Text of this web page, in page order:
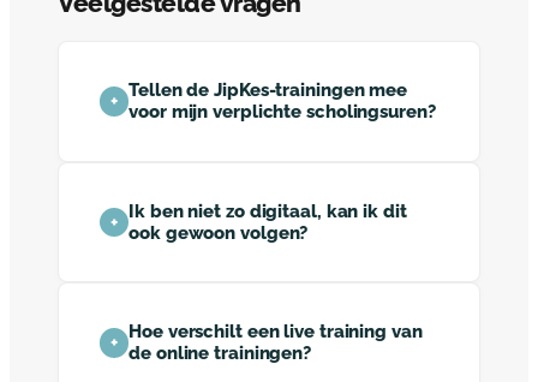
Tellen de JipKes-trainingen mee
voor mijn verplichte scholingsuren?
Ik ben niet zo digitaal, kan ik dit
ook gewoon volgen?
Hoe verschilt een live training van
de online trainingen?